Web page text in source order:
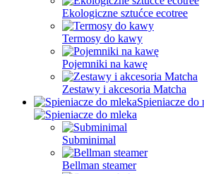
Ekologiczne sztućce ecotree
Termosy do kawy
Pojemniki na kawę
Zestawy i akcesoria Matcha
Spieniacze do
Subminimal
Bellman steamer